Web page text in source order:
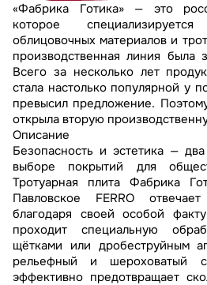
«Фабрика Готика» — это
которое
облицовочных материалов и
производственная линия была
Всего за несколько лет
стала настолько популярной у
превысил предложение.
открыла вторую
Описание
Безопасность и эстетика —
выборе покрытий для
Тротуарная плита Фабрика
Павловское FERRO
благодаря своей особой
проходит специальную
щётками или дробеструйным
рельефный и шероховатый
эффективно предотвращает